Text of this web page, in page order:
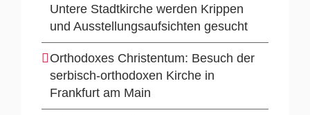
Untere Stadtkirche werden Krippen
und Ausstellungsaufsichten gesucht
Orthodoxes Christentum: Besuch der
serbisch-orthodoxen Kirche in
Frankfurt am Main